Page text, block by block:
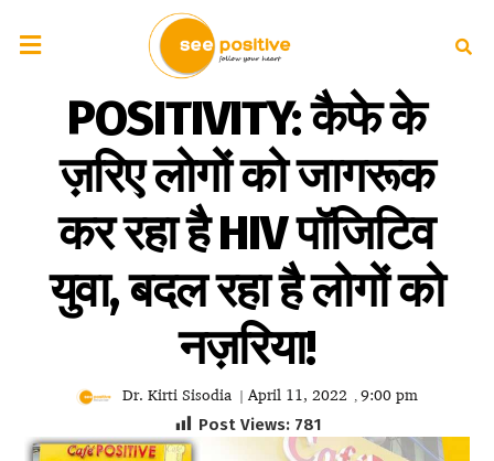
POSITIVITY: कैफे के
ज़रिए लोगों को जागरूक
कर रहा है HIV पॉजिटिव
युवा, बदल रहा है लोगों को
नज़रिया!
Dr. Kirti Sisodia | April 11, 2022 , 9:00 pm
Post Views: 781